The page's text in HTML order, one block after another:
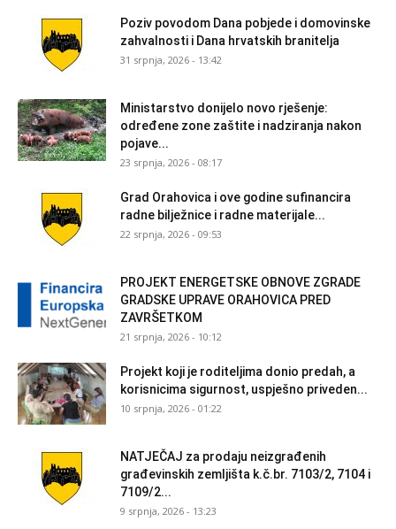
Poziv povodom Dana pobjede i domovinske
zahvalnosti i Dana hrvatskih branitelja
31 srpnja, 2026 - 13:42
Ministarstvo donijelo novo rješenje:
određene zone zaštite i nadziranja nakon
pojave...
23 srpnja, 2026 - 08:17
Grad Orahovica i ove godine sufinancira
radne bilježnice i radne materijale...
22 srpnja, 2026 - 09:53
PROJEKT ENERGETSKE OBNOVE ZGRADE
GRADSKE UPRAVE ORAHOVICA PRED
ZAVRŠETKOM
21 srpnja, 2026 - 10:12
Projekt koji je roditeljima donio predah, a
korisnicima sigurnost, uspješno priveden...
10 srpnja, 2026 - 01:22
NATJEČAJ za prodaju neizgrađenih
građevinskih zemljišta k.č.br. 7103/2, 7104 i
7109/2...
9 srpnja, 2026 - 13:23